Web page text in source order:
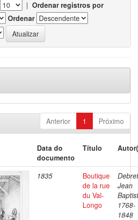
| Ordenar registros por
Ordenar
Anterior 1 Próximo
Data do
documento
Título
1835
Boutique
de la rue
du Val-
Longo
Jean
1768-
1848